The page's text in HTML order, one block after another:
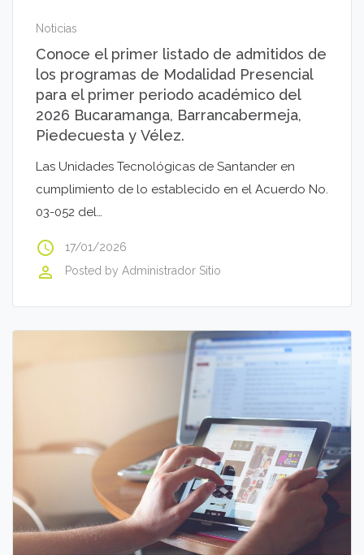
Noticias
Conoce el primer listado de admitidos de
los programas de Modalidad Presencial
para el primer periodo académico del
2026 Bucaramanga, Barrancabermeja,
Piedecuesta y Vélez.
Las Unidades Tecnológicas de Santander en
cumplimiento de lo establecido en el Acuerdo No.
03-052 del…
access_time 17/01/2026
perm_identity Posted by Administrador Sitio